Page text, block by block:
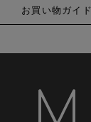
お買い物ガイド